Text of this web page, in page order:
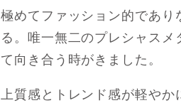
極めてファッション的であり
る。唯一無二のプレシャス
て向き合う時がきました。
上質感とトレンド感が軽や